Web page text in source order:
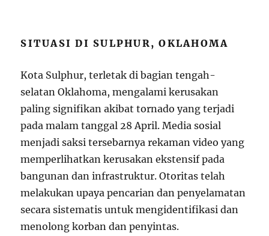
SITUASI DI SULPHUR, OKLAHOMA
Kota Sulphur, terletak di bagian tengah-
selatan Oklahoma, mengalami kerusakan
paling signifikan akibat tornado yang terjadi
pada malam tanggal 28 April. Media sosial
menjadi saksi tersebarnya rekaman video yang
memperlihatkan kerusakan ekstensif pada
bangunan dan infrastruktur. Otoritas telah
melakukan upaya pencarian dan penyelamatan
secara sistematis untuk mengidentifikasi dan
menolong korban dan penyintas.